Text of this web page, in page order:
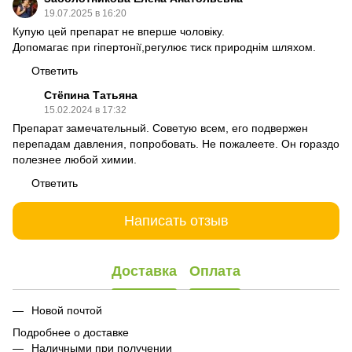
19.07.2025 в 16:20
Купую цей препарат не вперше чоловіку.
Допомагає при гіпертонії,регулює тиск природнім шляхом.
Ответить
Стёпина Татьяна
15.02.2024 в 17:32
Препарат замечательный. Советую всем, его подвержен
перепадам давления, попробовать. Не пожалеете. Он гораздо
полезнее любой химии.
Ответить
Написать отзыв
Доставка Оплата
Новой почтой
Подробнее о доставке
Наличными при получении